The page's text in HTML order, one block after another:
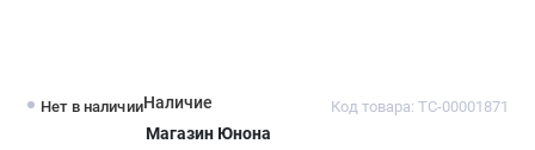
Нет в наличии Код товара: ТС-00001871
Наличие
Магазин Юнона